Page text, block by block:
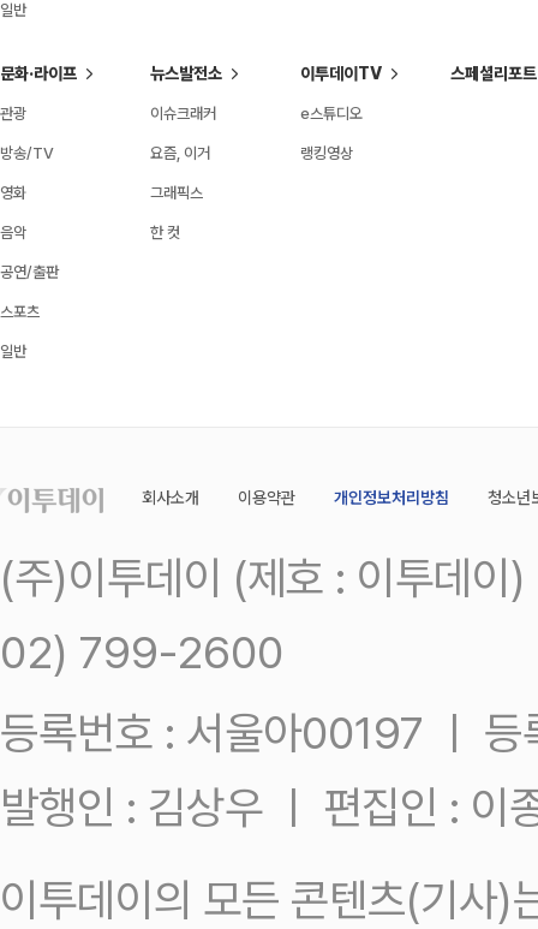
일반
문화·라이프
관광
방송/TV
영화
음악
공연/출판
스포츠
일반
뉴스발전소
이슈크래커
요즘, 이거
그래픽스
한 컷
이투데이TV
e스튜디오
랭킹영상
스페셜리포트
회사소개 이용약관 개인정보처리방침 청소년
(주)이투데이 (제호 : 이투데
02) 799-2600
등록번호 : 서울아00197 ㅣ
발행인 : 김상우 ㅣ 편집인 : 이
이투데이의 모든 콘텐츠(기사)